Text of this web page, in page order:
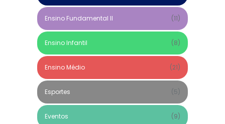
Ensino Fundamental II (11)
Ensino Infantil (8)
Ensino Médio (21)
Esportes (5)
Eventos (9)